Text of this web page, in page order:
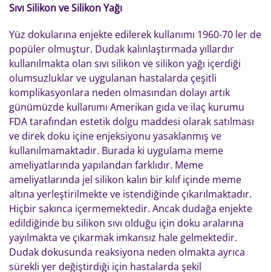
Sıvı Silikon ve Silikon Yağı
Yüz dokularına enjekte edilerek kullanımı 1960-70 ler de
popüler olmuştur. Dudak kalınlaştırmada yıllardır
kullanılmakta olan sıvı silikon ve silikon yağı içerdiği
olumsuzluklar ve uygulanan hastalarda çeşitli
komplikasyonlara neden olmasından dolayı artık
günümüzde kullanımı Amerikan gıda ve ilaç kurumu
FDA tarafından estetik dolgu maddesi olarak satılması
ve direk doku içine enjeksiyonu yasaklanmış ve
kullanılmamaktadır. Burada ki uygulama meme
ameliyatlarında yapılandan farklıdır. Meme
ameliyatlarında jel silikon kalın bir kılıf içinde meme
altına yerleştirilmekte ve istendiğinde çıkarılmaktadır.
Hiçbir sakınca içermemektedir. Ancak dudağa enjekte
edildiğinde bu silikon sıvı olduğu için doku aralarına
yayılmakta ve çıkarmak imkansız hale gelmektedir.
Dudak dokusunda reaksiyona neden olmakta ayrıca
sürekli yer değiştirdiği için hastalarda şekil